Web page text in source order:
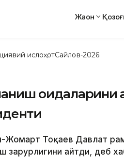
Жаҳон
ислоҳотСайлов-2026
қоидаларини
Жомарт Тоқаев Давлат
зарурлигини айтди, деб